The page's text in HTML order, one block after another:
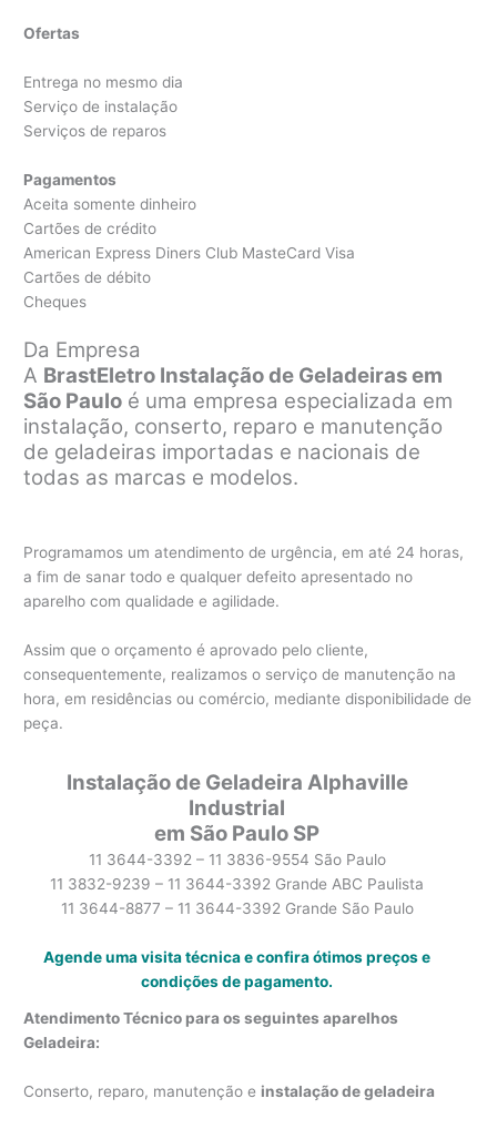
Ofertas
Entrega no mesmo dia
Serviço de instalação
Serviços de reparos
Pagamentos
Aceita somente dinheiro
Cartões de crédito
American Express Diners Club MasteCard Visa
Cartões de débito
Cheques
Da Empresa
A BrastEletro Instalação de Geladeiras em
São Paulo é uma empresa especializada em
instalação, conserto, reparo e manutenção
de geladeiras importadas e nacionais de
todas as marcas e modelos.
Programamos um atendimento de urgência, em até 24 horas,
a fim de sanar todo e qualquer defeito apresentado no
aparelho com qualidade e agilidade.
Assim que o orçamento é aprovado pelo cliente,
consequentemente, realizamos o serviço de manutenção na
hora, em residências ou comércio, mediante disponibilidade de
peça.
Instalação de Geladeira Alphaville
Industrial
em São Paulo SP
11 3644-3392 – 11 3836-9554 São Paulo
11 3832-9239 – 11 3644-3392 Grande ABC Paulista
11 3644-8877 – 11 3644-3392 Grande São Paulo
Agende uma visita técnica e confira ótimos preços e
condições de pagamento.
Atendimento Técnico para os seguintes aparelhos
Geladeira:
Conserto, reparo, manutenção e instalação de geladeira